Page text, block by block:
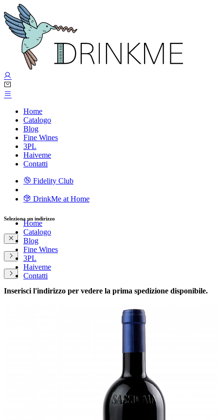
Home
Catalogo
Blog
Fine Wines
3PL
Haiveme
Contatti
Fidelity Club
DrinkMe at Home
Home
Catalogo
Blog
Fine Wines
3PL
Haiveme
Contatti
Seleziona un indirizzo
Inserisci l'indirizzo per vedere la prima spedizione disponibile.